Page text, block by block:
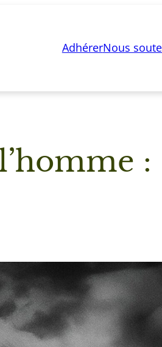
AdhérerNous
: